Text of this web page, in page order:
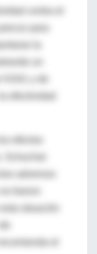
contra el
la
un